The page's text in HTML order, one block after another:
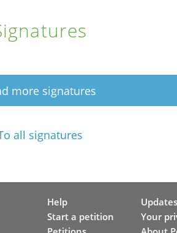
more signatures
all signatures
Help
Start a petition
Updates
Your